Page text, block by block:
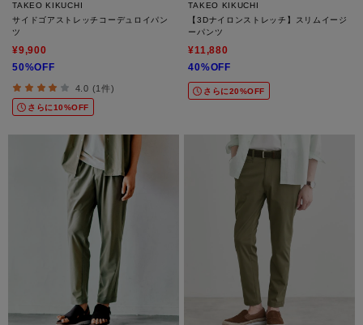
TAKEO KIKUCHI
サイドゴアストレッチコーデュロイパン
ツ
¥9,900
50%OFF
4.0 (1件)
さらに10%OFF
TAKEO KIKUCHI
【3Dナイロンストレッチ】スリムイージ
ーパンツ
¥11,880
40%OFF
さらに20%OFF